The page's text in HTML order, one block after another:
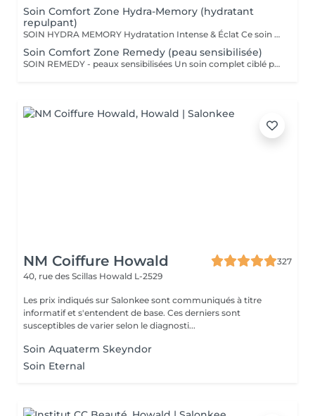
Soin Comfort Zone Hydra-Memory (hydratant
repulpant)
SOIN HYDRA MEMORY Hydratation Intense & Éclat Ce soin booste l'hydratation et recharge la peau en eau grâce à l'acide hyaluronique et aux extraits naturels hydratants. Sa texture fraîche et ultra-sensorielle désaltère immédiatement la peau et lui redonne souplesse, douceur et éclat. Parfait pour les peaux déshydratées ou fatiguées, en quête de confort et de fraîcheur. SOINS DU VISAGE COMFORT ZONE Nos soins du visage utilisent les produits de la marque Comfort Zone, une référence en cosmétique professionnelle alliant science, nature et innovation. Formulés avec des ingrédients d'origine naturelle, sans silicones, parabènes ni huiles minérales, ces soins sont conçus pour respecter l'équilibre de la peau tout en offrant des résultats visibles et durables. Chaque soin est un véritable rituel de bien-être et d'efficacité, adapté aux besoins spécifiques de votre peau.
Soin Comfort Zone Remedy (peau sensibilisée)
SOIN REMEDY - peaux sensibilisées Un soin complet ciblé pour tous les âges et tous les types de peau. Le point commun ? Une peau sensibilisée, fragilisée et inconfortable. Apaiser, calmer et soulager la peau des inflammations, tel est l'objectif de ce soin qui renforce la barrière protectrice de la peau pour lui apporter sérénité et confort. SOINS DU VISAGE COMFORT ZONE Nos soins du visage utilisent les produits de la marque Comfort Zone, une référence en cosmétique professionnelle alliant science, nature et innovation. Formulés avec des ingrédients d'origine naturelle, sans silicones, parabènes ni huiles minérales, ces soins sont conçus pour respecter l'équilibre de la peau tout en offrant des résultats visibles et durables. Chaque soin est un véritable rituel de bien-être et d'efficacité, adapté aux besoins spécifiques de votre peau.
NM Coiffure Howald
327
40, rue des Scillas Howald L-2529
Les prix indiqués sur Salonkee sont communiqués à titre
informatif et s'entendent de base. Ces derniers sont
susceptibles de varier selon le diagnosti...
Soin Aquaterm Skeyndor
Soin Eternal